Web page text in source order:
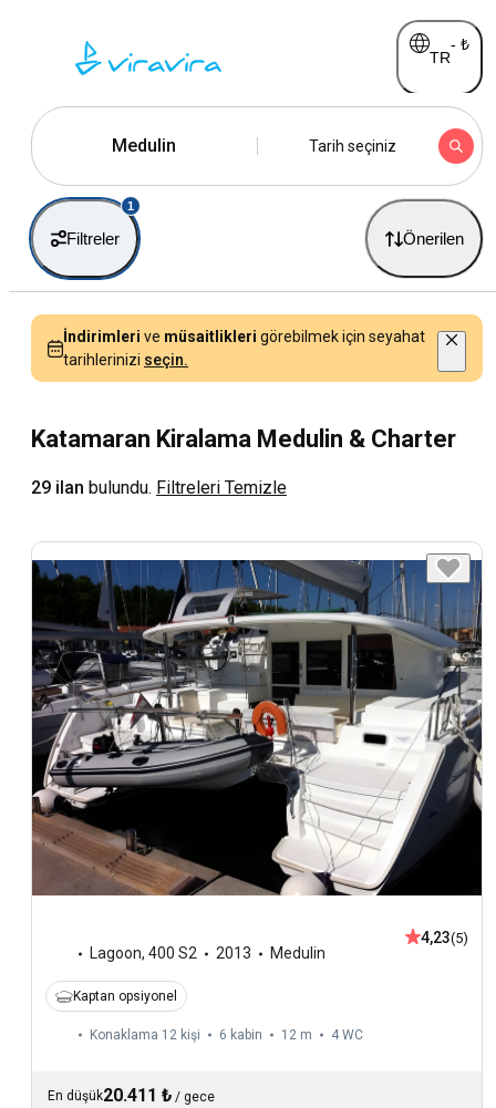
TR
- ₺
Medulin Tarih seçiniz
Filtreler
1
Önerilen
İndirimleri ve müsaitlikleri görebilmek için seyahat
tarihlerinizi seçin.
Katamaran Kiralama Medulin & Charter
29 ilan bulundu. Filtreleri Temizle
Lagoon, 400 S2 2013 Medulin
4,23(5)
Kaptan opsiyonel
Konaklama 12 kişi 6 kabin 12 m 4 WC
En düşük20.411 ₺ / gece